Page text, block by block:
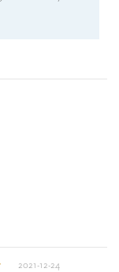
2021-12-24